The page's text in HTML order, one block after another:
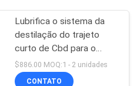
Lubrifica o sistema da
destilação do trajeto
curto de Cbd para o
laboratório
$886.00 MOQ:1 - 2 unidades
CONTATO